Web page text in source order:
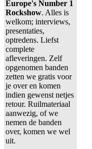
Europe's Number 1
Rockshow. Alles is
welkom; interviews,
presentaties,
optredens. Liefst
complete
afleveringen. Zelf
opgenomen banden
zetten we gratis voor
je over en komen
indien gewenst netjes
retour. Ruilmateriaal
aanwezig, of we
nemen de banden
over, komen we wel
uit.